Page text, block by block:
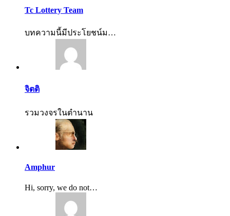
Tc Lottery Team
บทความนี้มีประโยชน์ม…
จิตติ
รวมวงจรในตำนาน
Amphur
Hi, sorry, we do not…